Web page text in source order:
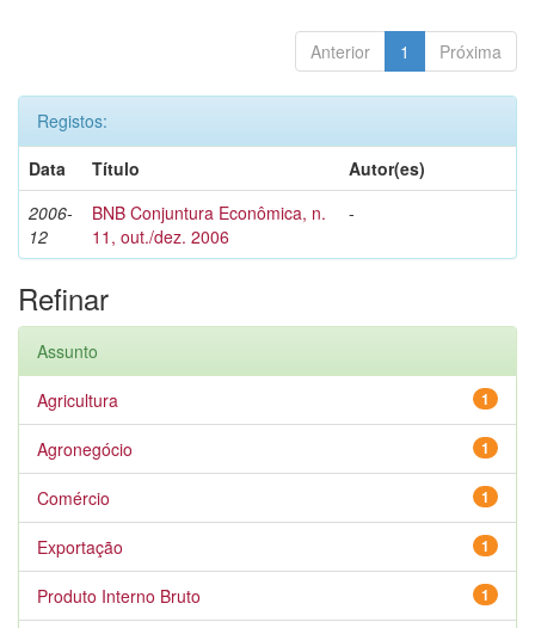
Anterior 1 Próxima
Registos:
Data
Título
Autor(es)
2006-
12
BNB Conjuntura Econômica, n.
11, out./dez. 2006
-
Refinar
Assunto
1
Agricultura
1
Agronegócio
1
Comércio
1
Exportação
1
Produto Interno Bruto